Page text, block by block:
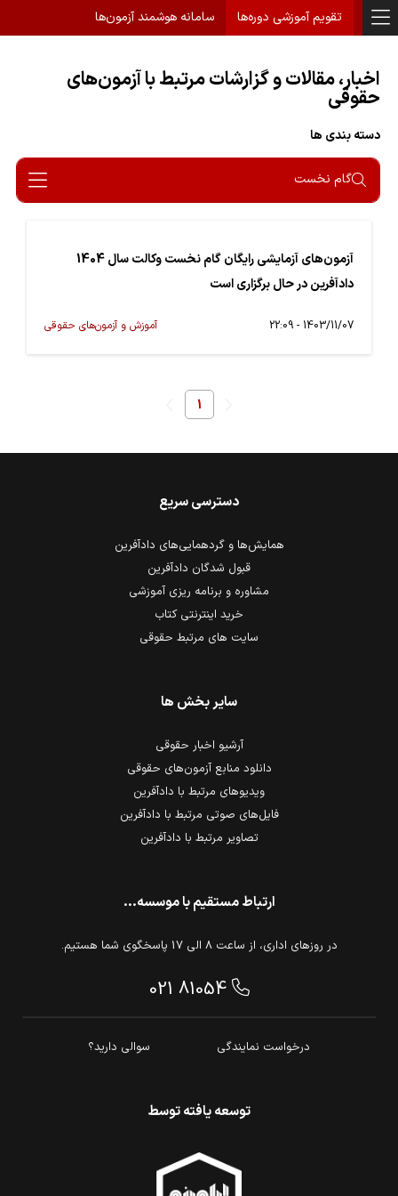
تقویم آموزشی دوره‌ها سامانه هوشمند آزمون‌ها
اخبار، مقالات و گزارشات مرتبط با آزمون‌های
حقوقی
دسته بندی ها
گام نخست
آزمون‌های آزمایشی رایگان گام نخست وکالت سال 1404
دادآفرین در حال برگزاری است
1403/11/07 - 22:09 آموزش و آزمون‌های حقوقی
1
ارتباط مستقیم با موسسه...
در روزهای اداری، از ساعت 8 الی 17 پاسخگوی شما هستیم.
021 81054
درخواست نمایندگی سوالی دارید؟
دسترسی سریع
همایش‌ها و گردهمایی‌های دادآفرین
قبول شدگان دادآفرین
مشاوره و برنامه ریزی آموزشی
خرید اینترنتی کتاب
سایت های مرتبط حقوقی
سایر بخش ها
آرشیو اخبار حقوقی
دانلود منابع آزمون‌های حقوقی
ویدیوهای مرتبط با دادآفرین
فایل‌های صوتی مرتبط با دادآفرین
تصاویر مرتبط با دادآفرین
توسعه یافته توسط